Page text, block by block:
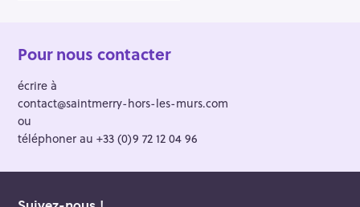
Pour nous contacter
écrire à
contact@saintmerry-hors-les-murs.com
ou
téléphoner au +33 (0)9 72 12 04 96